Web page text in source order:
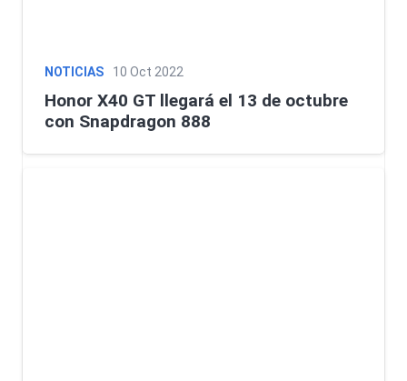
NOTICIAS 10 Oct 2022
Honor X40 GT llegará el 13 de octubre
con Snapdragon 888